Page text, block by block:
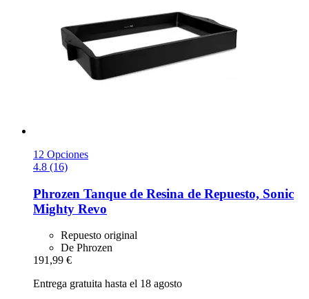
12 Opciones
4.8 (16)
Phrozen Tanque de Resina de Repuesto, Sonic
Mighty Revo
Repuesto original
De Phrozen
191,99 €
Entrega gratuita hasta el 18 agosto